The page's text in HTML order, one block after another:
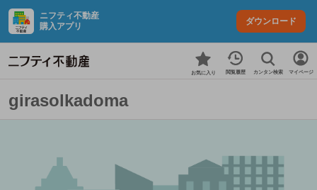
ニフティ不動産
購入アプリ
ダウンロード
お気に入り 閲覧履歴 カンタン検索 マイページ
girasolkadoma